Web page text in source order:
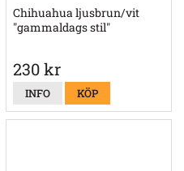
Chihuahua ljusbrun/vit
"gammaldags stil"
230 kr
INFO KÖP